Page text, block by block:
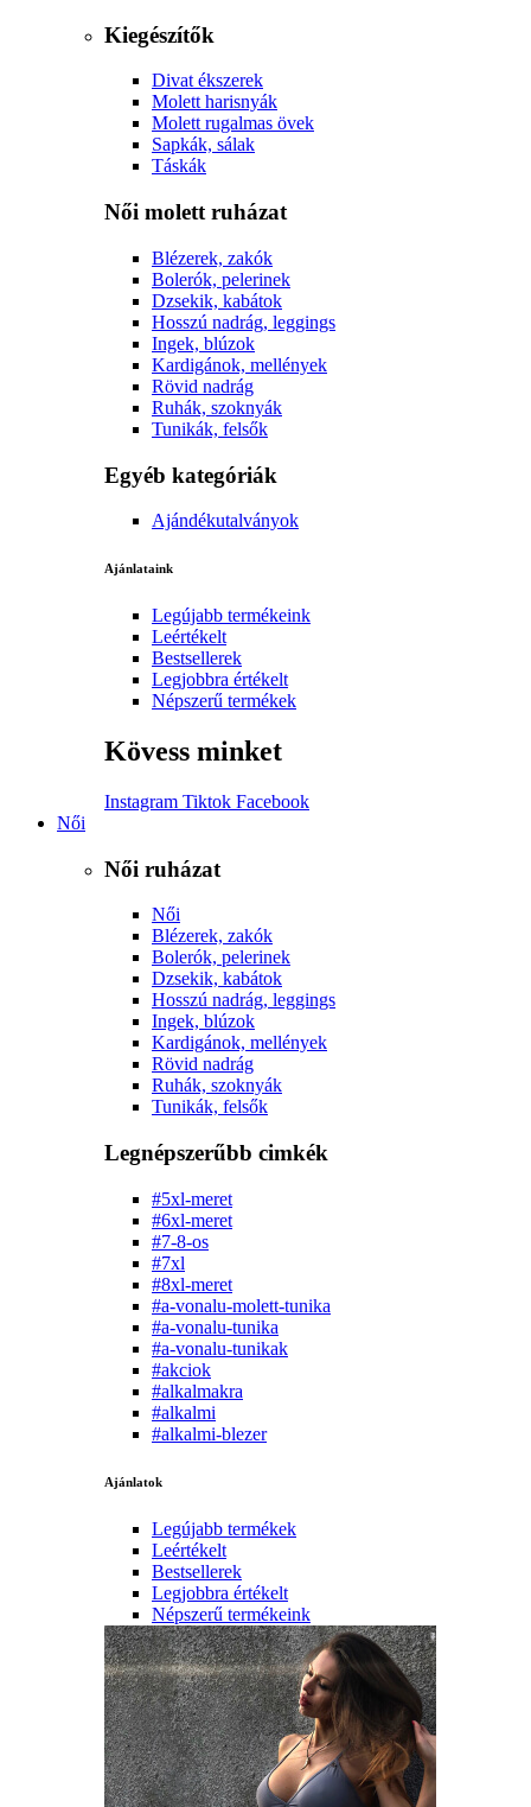
Kiegészítők
Divat ékszerek
Molett harisnyák
Molett rugalmas övek
Sapkák, sálak
Táskák
Női molett ruházat
Blézerek, zakók
Bolerók, pelerinek
Dzsekik, kabátok
Hosszú nadrág, leggings
Ingek, blúzok
Kardigánok, mellények
Rövid nadrág
Ruhák, szoknyák
Tunikák, felsők
Egyéb kategóriák
Ajándékutalványok
Ajánlataink
Legújabb termékeink
Leértékelt
Bestsellerek
Legjobbra értékelt
Népszerű termékek
Kövess minket
Instagram Tiktok Facebook
Női
Női ruházat
Női
Blézerek, zakók
Bolerók, pelerinek
Dzsekik, kabátok
Hosszú nadrág, leggings
Ingek, blúzok
Kardigánok, mellények
Rövid nadrág
Ruhák, szoknyák
Tunikák, felsők
Legnépszerűbb cimkék
#5xl-meret
#6xl-meret
#7-8-os
#7xl
#8xl-meret
#a-vonalu-molett-tunika
#a-vonalu-tunika
#a-vonalu-tunikak
#akciok
#alkalmakra
#alkalmi
#alkalmi-blezer
Ajánlatok
Legújabb termékek
Leértékelt
Bestsellerek
Legjobbra értékelt
Népszerű termékeink